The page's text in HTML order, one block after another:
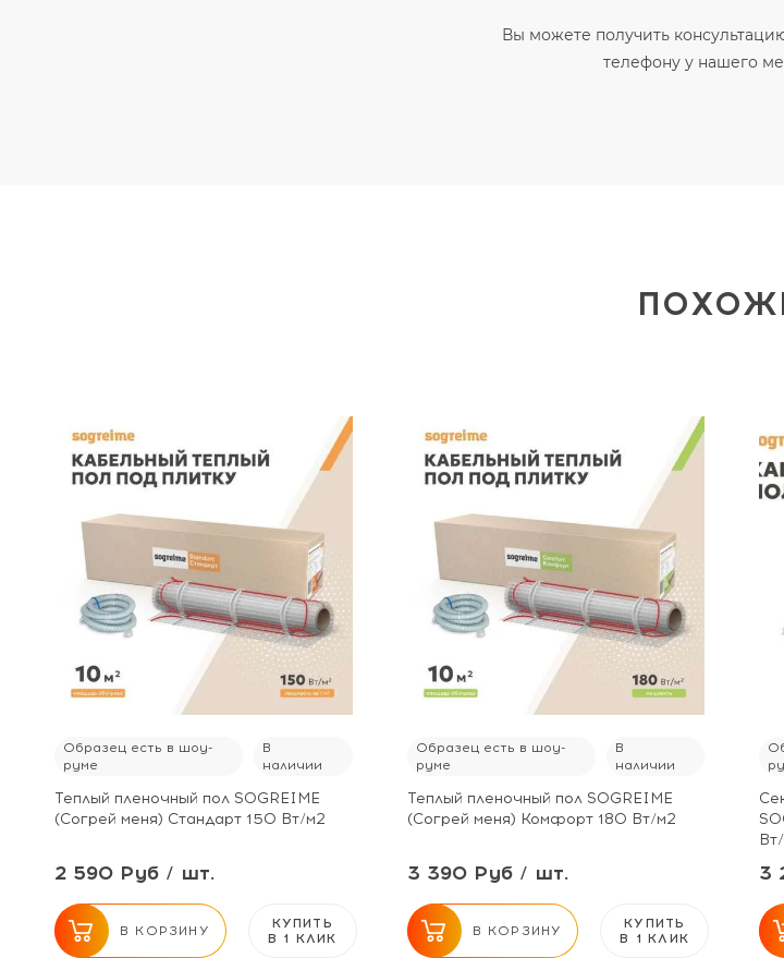
Вы можете получить
телефону у нашего
Образец есть в шоу-
руме
В
наличии
Теплый пленочный пол SOGREIME
(Согрей меня) Стандарт 150 Вт/м2
2 590 Руб / шт.
В КОРЗИНУ
КУПИТЬ
В 1 КЛИК
Образец есть в шоу-
руме
В
наличии
Теплый пленочный пол SOGREIME
(Согрей меня) Комфорт 180 Вт/м2
3 390 Руб / шт.
В КОРЗИНУ
КУПИТЬ
В 1 КЛИК
3